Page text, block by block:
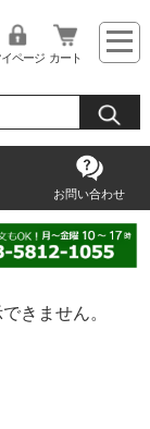
イページ カート
お問い合わせ
きません。